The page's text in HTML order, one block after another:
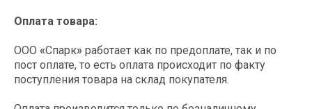
Оплата товара:
ООО «Спарк» работает как по предоплате, так и по
пост оплате, то есть оплата происходит по факту
поступления товара на склад покупателя.
Оставляете заявку на нашем сайте
или присылаете свое ТЗ
info@spark-s.ru